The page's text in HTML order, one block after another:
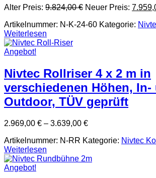
Alter Preis: 9.824,00€ Ursprünglicher
war:
Neuer Preis:
Artikelnummer: N-K-24-60 Kategorie:
Weiterlesen
Angebot!
Nivtec Rollriser 4 x 2 m in
verschiedenen Höhen, In-
Outdoor, TÜV geprüft
2.969,00 € – 3.639,00 €
Artikelnummer: N-RR Kategorie: Nivtec
Weiterlesen
Angebot!